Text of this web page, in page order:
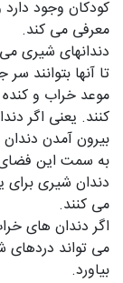
کودکان وجود
معرفی می کند.
دندانهای شیری
تا آنها بتوانند
موعد خراب و
کنند. یعنی اگر
بیرون آمدن
به سمت این
دندان شیری
می کنند.
اگر دندان های
می تواند دردهای
بیاورد.